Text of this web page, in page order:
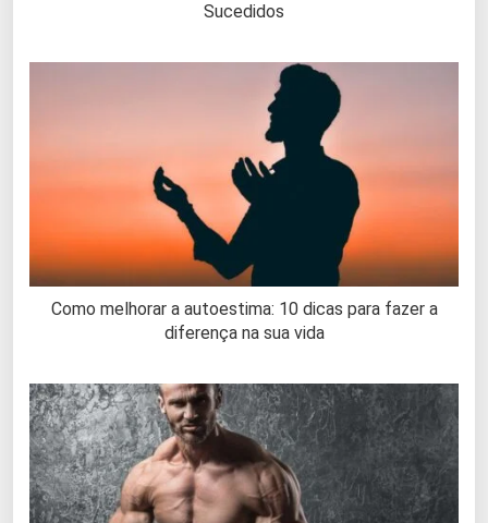
Sucedidos
Como melhorar a autoestima: 10 dicas para fazer a
diferença na sua vida